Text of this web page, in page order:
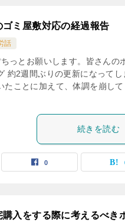
ミ屋敷対応の経過報告
話
っとお願いします。皆さんの
約2週間ぶりの更新になってし
ことに加えて、体調を崩して
続きを読む
0
入をする際に考えるべき